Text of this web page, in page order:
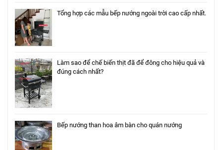
Tổng hợp các mẫu bếp nướng ngoài trời cao cấp nhất.
Làm sao để chế biến thịt đã để đông cho hiệu quả và
đúng cách nhất?
Bếp nướng than hoa âm bàn cho quán nướng